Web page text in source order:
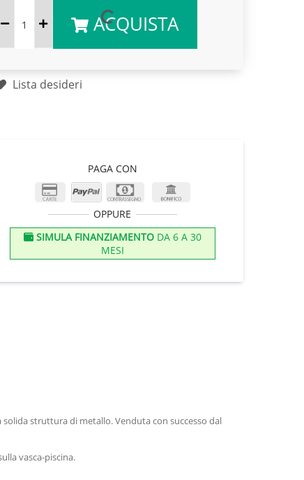
ACQUISTA
Lista desideri
PAGA CON
OPPURE
SIMULA FINANZIAMENTODA 6 A 30
MESI
struttura di metallo. Venduta con successo dal
vasca-piscina.